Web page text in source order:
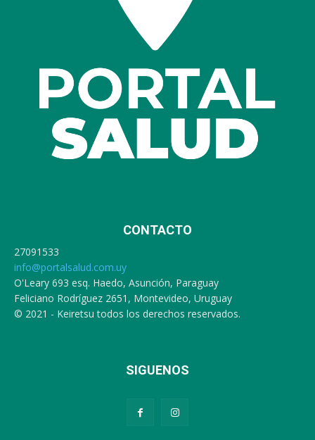
CONTACTO
27091533
info@portalsalud.com.uy
O'Leary 693 esq. Haedo, Asunción, Paraguay
Feliciano Rodríguez 2651, Montevideo, Uruguay
© 2021 - Keiretsu todos los derechos reservados.
SIGUENOS